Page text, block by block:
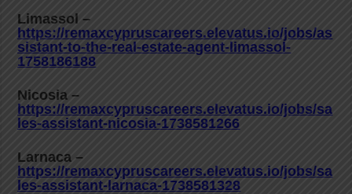
Limassol –
https://remaxcypruscareers.elevatus.io/jobs/as
sistant-to-the-real-estate-agent-limassol-
1758186188
Nicosia –
https://remaxcypruscareers.elevatus.io/jobs/sa
les-assistant-nicosia-1738581266
Larnaca –
https://remaxcypruscareers.elevatus.io/jobs/sa
les-assistant-larnaca-1738581328